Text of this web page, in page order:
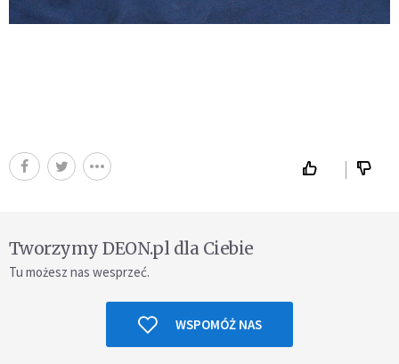
Tworzymy DEON.pl dla Ciebie
Tu możesz nas wesprzeć.
WSPOMÓŻ NAS